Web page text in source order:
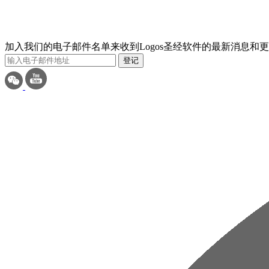
加入我们的电子邮件名单来收到Logos圣经软件的最新消息和
登记